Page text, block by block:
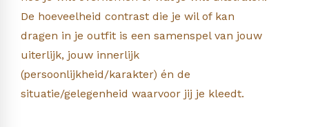
De hoeveelheid contrast die je wil of kan
dragen in je outfit is een samenspel van jouw
uiterlijk, jouw innerlijk
(persoonlijkheid/karakter) én de
situatie/gelegenheid waarvoor jij je kleedt.